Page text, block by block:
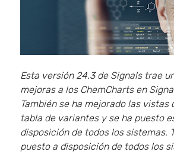
Esta versión 24.3 de Signals trae
mejoras a los ChemCharts en
También se ha mejorado las vistas
tabla de variantes y se ha puesto
disposición de todos los sistemas.
puesto a disposición de todos los